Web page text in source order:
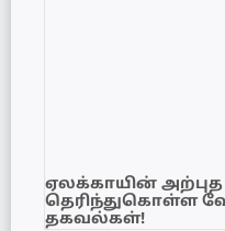
ஏலக்காயின்
தெரிந்துகொள்ள
தகவல்கள்!